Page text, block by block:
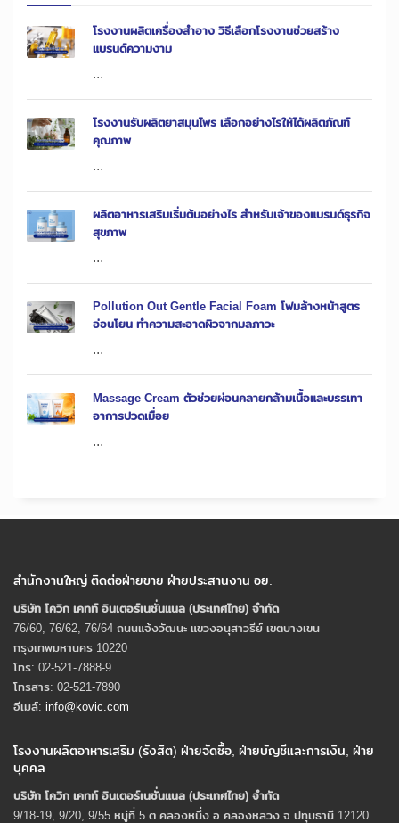
โรงงานผลิตเครื่องสำอาง วิธีเลือกโรงงานช่วยสร้าง
แบรนด์ความงาม
...
โรงงานรับผลิตยาสมุนไพร เลือกอย่างไรให้ได้ผลิตภัณฑ์
คุณภาพ
...
ผลิตอาหารเสริมเริ่มต้นอย่างไร สำหรับเจ้าของแบรนด์ธุรกิจ
สุขภาพ
...
Pollution Out Gentle Facial Foam โฟมล้างหน้าสูตร
อ่อนโยน ทำความสะอาดผิวจากมลภาวะ
...
Massage Cream ตัวช่วยผ่อนคลายกล้ามเนื้อและบรรเทา
อาการปวดเมื่อย
...
สำนักงานใหญ่ ติดต่อฝ่ายขาย ฝ่ายประสานงาน อย.
บริษัท โควิก เคทท์ อินเตอร์เนชั่นแนล (ประเทศไทย) จํากัด
76/60, 76/62, 76/64 ถนนแจ้งวัฒนะ แขวงอนุสาวรีย์ เขตบางเขน
กรุงเทพมหานคร 10220
โทร: 02-521-7888-9
โทรสาร: 02-521-7890
อีเมล์: info@kovic.com
โรงงานผลิตอาหารเสริม (รังสิต) ฝ่ายจัดซื้อ, ฝ่ายบัญชีและการเงิน, ฝ่าย
บุคคล
บริษัท โควิก เคทท์ อินเตอร์เนชั่นแนล (ประเทศไทย) จํากัด
9/18-19, 9/20, 9/55 หมู่ที่ 5 ต.คลองหนึ่ง อ.คลองหลวง จ.ปทุมธานี 12120